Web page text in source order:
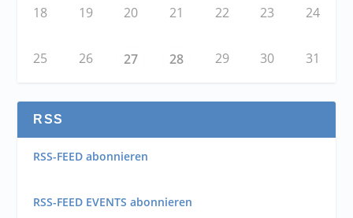
18 19 20 21 22 23 24
25 26 27 28 29 30 31
RSS
RSS-FEED abonnieren
RSS-FEED EVENTS abonnieren